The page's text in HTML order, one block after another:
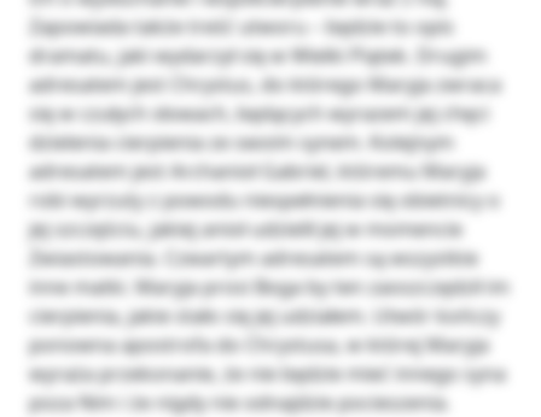
Zapowiada także treść utworu – będzie to opis
dramatu, jaki wydarzył się w Wielki Piątek. Drugim
adresatem jest Chrystus, do którego Maryja zwraca
się w czułych słowach, będących wyrazem jej chęci
dzielenia cierpienia ze swoim synem. Kolejnym
adresatem jest Archanioł Gabriel, któremu Maryja
robi wyrzuty z powodu niespełnienia się obietnicy o
jej szczęściu, jakiej anioł udzielił jej w momencie
Zwiastowania. Czwartym adresatem są wszystkie
inne matki. Maryja prosi Boga by ten zaoszczędził im
cierpienia, jakie stało się jej udziałem. Utwór kończy
ponowna apostrofa do Chrystusa, w której Maryja
wyraża przekonanie, że nie będzie mieć innego syna
poza Nim i że nigdy nie odnajdzie pocieszenia.